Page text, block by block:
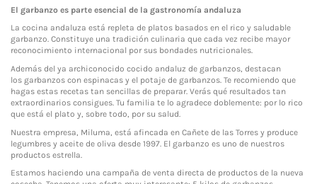
El garbanzo es parte esencial de la gastronomía andaluza
La cocina andaluza está repleta de platos basados en el rico y saludable
garbanzo. Constituye una tradición culinaria que cada vez recibe mayor
reconocimiento internacional por sus bondades nutricionales.
Además del ya archiconocido cocido andaluz de garbanzos, destacan
los garbanzos con espinacas y el potaje de garbanzos. Te recomiendo que
hagas estas recetas tan sencillas de preparar. Verás qué resultados tan
extraordinarios consigues. Tu familia te lo agradece doblemente: por lo rico
que está el plato y, sobre todo, por su salud.
Nuestra empresa, Miluma, está afincada en Cañete de las Torres y produce
legumbres y aceite de oliva desde 1997. El garbanzo es uno de nuestros
productos estrella.
Estamos haciendo una campaña de venta directa de productos de la nueva